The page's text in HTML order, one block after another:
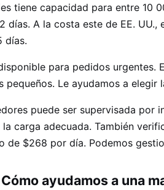
tiene capacidad para entre 10
días. A la costa este de EE.
días.
para pedidos
pequeños. Le ayudamos a
puede ser supervisada por
carga adecuada. También
de $268 por día. Podemos
ayudamos a una